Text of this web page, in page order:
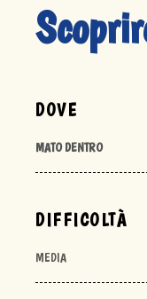
DOVE
MATO DENTRO
DIFFICOLTÀ
MEDIA